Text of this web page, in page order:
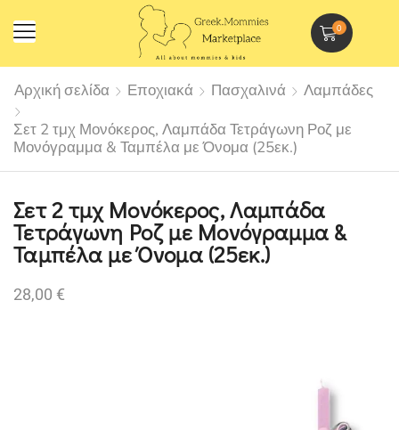
0
Αρχική σελίδα Εποχιακά Πασχαλινά
Λαμπάδες
Σετ 2 τμχ Μονόκερος, Λαμπάδα Τετράγωνη Ροζ με
Μονόγραμμα & Ταμπέλα με Όνομα (25εκ.)
Σετ 2 τμχ Μονόκερος, Λαμπάδα
Τετράγωνη Ροζ με Μονόγραμμα &
Ταμπέλα με Όνομα (25εκ.)
28,00 €